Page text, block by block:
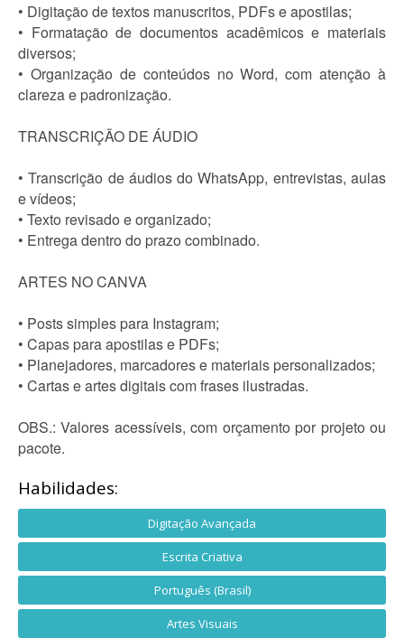
• Digitação de textos manuscritos, PDFs e apostilas;
• Formatação de documentos acadêmicos e materiais
diversos;
• Organização de conteúdos no Word, com atenção à
clareza e padronização.
TRANSCRIÇÃO DE ÁUDIO
• Transcrição de áudios do WhatsApp, entrevistas, aulas
e vídeos;
• Texto revisado e organizado;
• Entrega dentro do prazo combinado.
ARTES NO CANVA
• Posts simples para Instagram;
• Capas para apostilas e PDFs;
• Planejadores, marcadores e materiais personalizados;
• Cartas e artes digitais com frases ilustradas.
OBS.: Valores acessíveis, com orçamento por projeto ou
pacote.
Habilidades:
Digitação Avançada
Escrita Criativa
Português (Brasil)
Artes Visuais